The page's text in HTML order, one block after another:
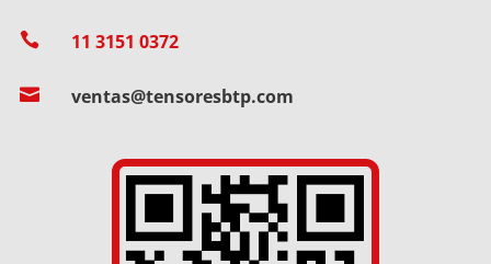
 11 3151 0372
 ventas@tensoresbtp.com